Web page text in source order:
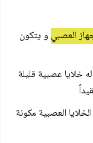
العصبي و يتكون
خلايا عصبية قليلة
العصبية مكونة